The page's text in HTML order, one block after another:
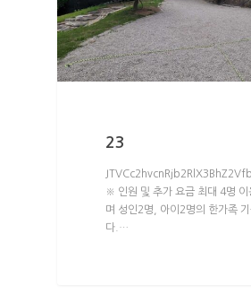
23
※ 인원 및 추가 요금 최대 4명 이
며 성인2명, 아이2명의 한가족 기
다.…